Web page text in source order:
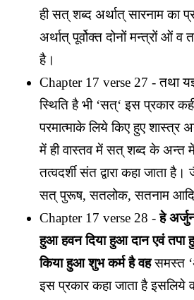
ही सत् शब्द अर्थात् सारनाम का
अर्थात् पूर्वोक्त दोनों मन्त्रों ओं
है।
Chapter 17 verse 27 - तथा
स्थिति है भी ‘सत्‘ इस प्रकार
परमात्माके लिये किए हुए शास्त्र
में ही वास्तव में सत् शब्द के अन्त
तत्वदर्शी संत द्वारा कहा जाता
सत् पुरूष, सतलोक, सतनाम आदि
Chapter 17 verse 28 -हे
हुआ हवन दिया हुआ दान एवं
किया हुआ शुभ कर्म है वहसमस्त
इस प्रकार कहा जाता है इसलिये